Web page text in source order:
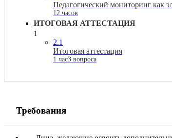
Педагогический мониторинг как
12 часов
ИТОГОВАЯ АТТЕСТАЦИЯ
1
2.1
Итоговая аттестация
1 час3 вопроса
Требования